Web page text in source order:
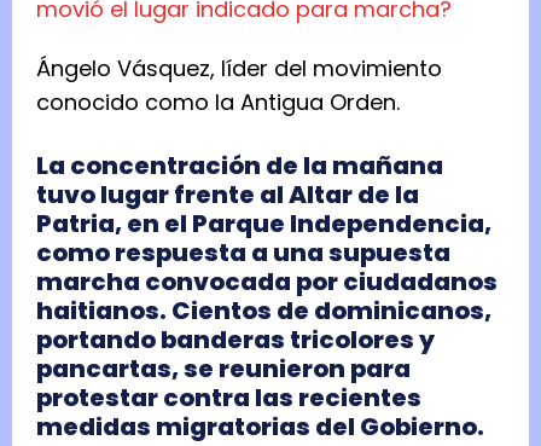
Ángelo Vásquez, líder del movimiento
conocido como la Antigua Orden.
La concentración de la mañana
tuvo lugar frente al Altar de la
Patria, en el Parque Independencia,
como respuesta a una supuesta
marcha convocada por ciudadanos
haitianos. Cientos de dominicanos,
portando banderas tricolores y
pancartas, se reunieron para
protestar contra las recientes
medidas migratorias del Gobierno.